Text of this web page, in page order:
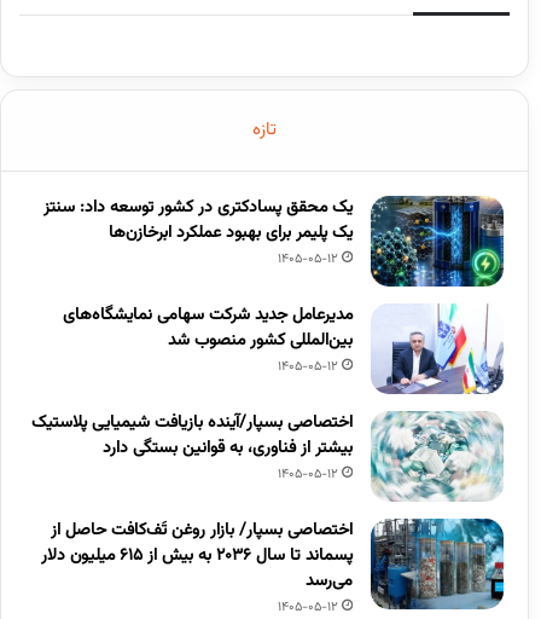
تازه
یک محقق پسادکتری در کشور توسعه داد: سنتز
یک پلیمر برای بهبود عملکرد ابرخازن‌ها
1405-05-12
مدیرعامل جدید شرکت سهامی نمایشگاه‌های
بین‌المللی کشور منصوب شد
1405-05-12
اختصاصی بسپار/آینده بازیافت شیمیایی پلاستیک
بیشتر از فناوری، به قوانین بستگی دارد
1405-05-12
اختصاصی بسپار/ بازار روغن تَف‌کافت حاصل از
پسماند تا سال ۲۰۳۶ به بیش از ۶۱۵ میلیون دلار
می‌رسد
1405-05-12